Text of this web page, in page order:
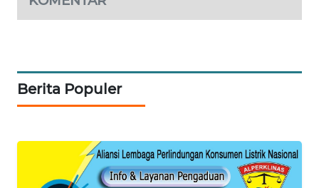
Berita Populer
METRO
JAKARTA
NEWS